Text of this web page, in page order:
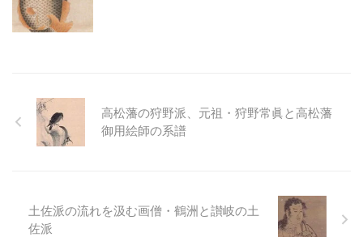
高松藩の狩野派、元祖・狩野常眞と高松藩
御用絵師の系譜
土佐派の流れを汲む画僧・鶴洲と讃岐の土
佐派